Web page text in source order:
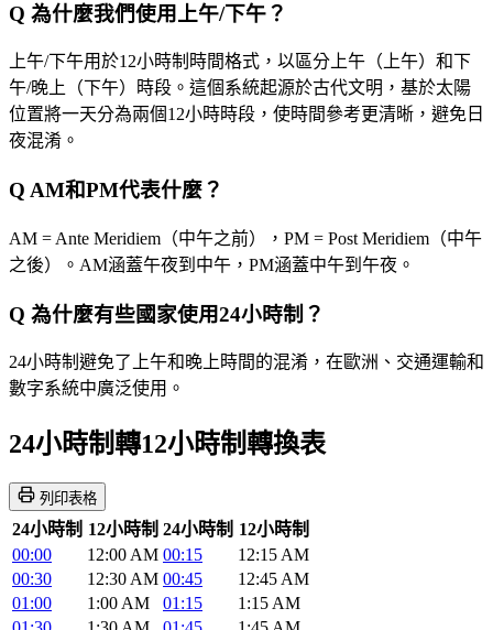
Q 為什麼我們使用上午/下午？
上午/下午用於12小時制時間格式，以區分上午（上午）和下
午/晚上（下午）時段。這個系統起源於古代文明，基於太陽
位置將一天分為兩個12小時時段，使時間參考更清晰，避免日
夜混淆。
Q AM和PM代表什麼？
AM = Ante Meridiem（中午之前），PM = Post Meridiem（中午
之後）。AM涵蓋午夜到中午，PM涵蓋中午到午夜。
Q 為什麼有些國家使用24小時制？
24小時制避免了上午和晚上時間的混淆，在歐洲、交通運輸和
數字系統中廣泛使用。
24小時制轉12小時制轉換表
列印表格
24小時制 12小時制 24小時制 12小時制
00:00
12:00 AM 00:15
12:15 AM
00:30
12:30 AM 00:45
12:45 AM
01:00
1:00 AM 01:15
1:15 AM